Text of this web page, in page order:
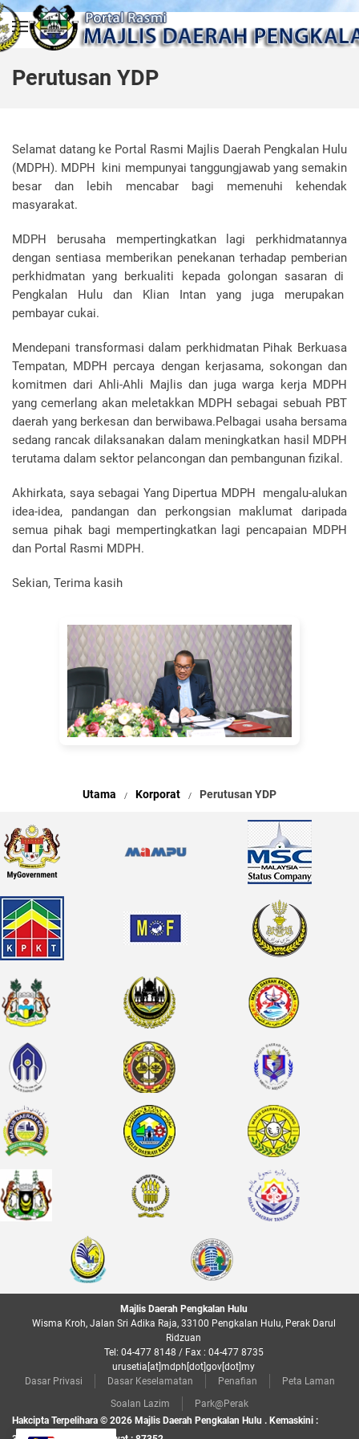
Skip to main content
Perutusan YDP
Selamat datang ke Portal Rasmi Majlis Daerah Pengkalan Hulu
(MDPH). MDPH kini mempunyai tanggungjawab yang semakin
besar dan lebih mencabar bagi memenuhi kehendak
masyarakat.
MDPH berusaha mempertingkatkan lagi perkhidmatannya
dengan sentiasa memberikan penekanan terhadap pemberian
perkhidmatan yang berkualiti kepada golongan sasaran di
Pengkalan Hulu dan Klian Intan yang juga merupakan
pembayar cukai.
Mendepani transformasi dalam perkhidmatan Pihak Berkuasa
Tempatan, MDPH percaya dengan kerjasama, sokongan dan
komitmen dari Ahli-Ahli Majlis dan juga warga kerja MDPH
yang cemerlang akan meletakkan MDPH sebagai sebuah PBT
daerah yang berkesan dan berwibawa.Pelbagai usaha bersama
sedang rancak dilaksanakan dalam meningkatkan hasil MDPH
terutama dalam sektor pelancongan dan pembangunan fizikal.
Akhirkata, saya sebagai Yang Dipertua MDPH mengalu-alukan
idea-idea, pandangan dan perkongsian maklumat daripada
semua pihak bagi mempertingkatkan lagi pencapaian MDPH
dan Portal Rasmi MDPH.
Sekian, Terima kasih
Utama Korporat Perutusan YDP
Majlis Daerah Pengkalan Hulu
Wisma Kroh, Jalan Sri Adika Raja, 33100 Pengkalan Hulu, Perak Darul
Ridzuan
Tel: 04-477 8148 / Fax : 04-477 8735
urusetia[at]mdph[dot]gov[dot]my
Dasar Privasi
Dasar Keselamatan Penafian
Peta Laman
Soalan Lazim
Park@Perak
Hakcipta Terpelihara © 2026 Majlis Daerah Pengkalan Hulu . Kemaskini :